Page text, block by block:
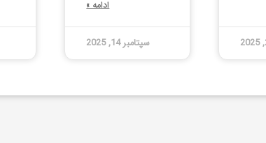
ادامه »
سپتامبر 14, 2025